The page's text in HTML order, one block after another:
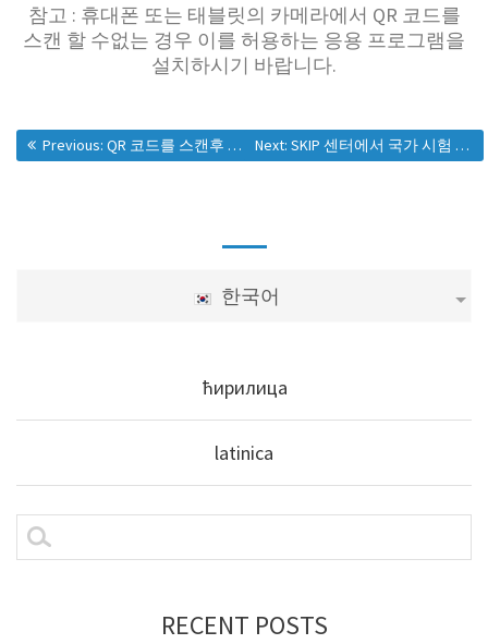
참고 : 휴대폰 또는 태블릿의 카메라에서 QR 코드를
스캔 할 수없는 경우 이를 허용하는 응용 프로그램을
설치하시기 바랍니다.
Previous: QR 코드를 스캔후 모든 플랫폼에 연결 Next: SKIP 센터에서 국가 시험 응시
한국어
ћирилица
latinica
RECENT POSTS